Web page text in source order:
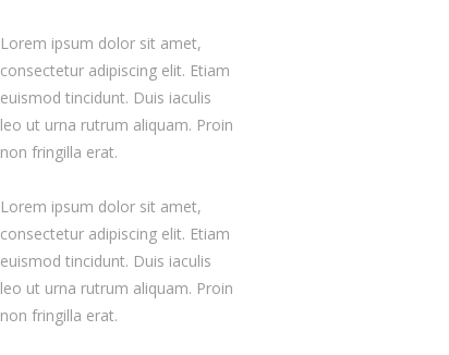
Lorem ipsum dolor sit amet,
consectetur adipiscing elit. Etiam
euismod tincidunt. Duis iaculis
leo ut urna rutrum aliquam. Proin
non fringilla erat.
Lorem ipsum dolor sit amet,
consectetur adipiscing elit. Etiam
euismod tincidunt. Duis iaculis
leo ut urna rutrum aliquam. Proin
non fringilla erat.